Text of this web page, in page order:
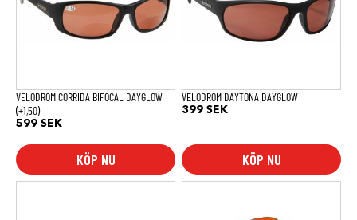
VELODROM CORRIDA BIFOCAL DAYGLOW
(+1,50)
599 SEK
KÖP NU
VELODROM DAYTONA DAYGLOW
399 SEK
KÖP NU